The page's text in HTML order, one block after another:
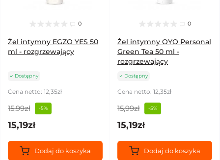
0
Żel intymny EGZO YES 50
ml - rozgrzewający
Dostępny
Cena netto: 12,35zł
15,99zł -5%
15,19zł
Dodaj do koszyka
0
Żel intymny OYO Personal
Green Tea 50 ml -
rozgrzewający
Dostępny
Cena netto: 12,35zł
15,99zł -5%
15,19zł
Dodaj do koszyka